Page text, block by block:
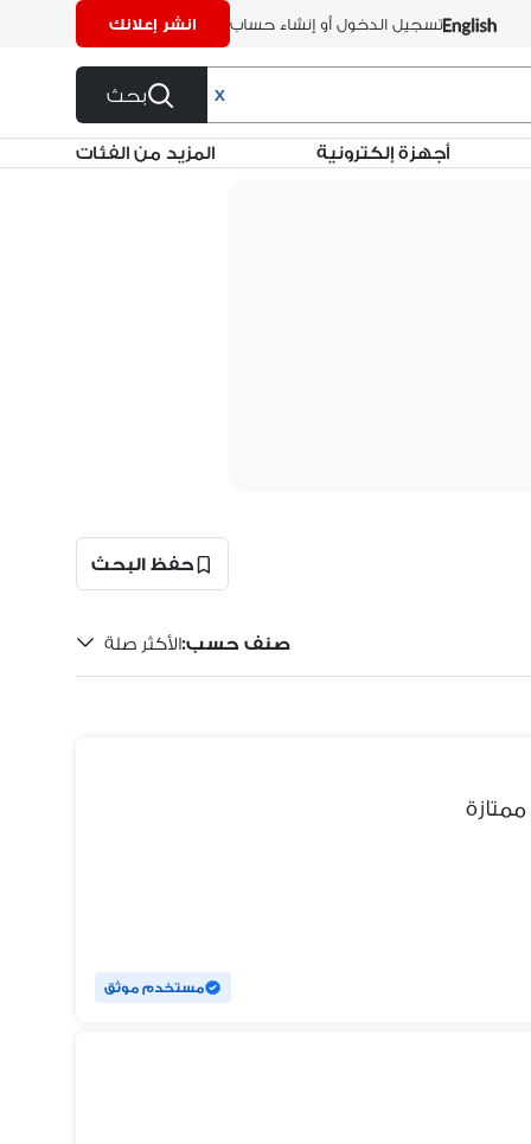
تسجيل الدخول أو إنشاء حساب انشر إعلانك
X بحث
أجهزة إلكترونية المزيد من الفئات
حفظ البحث
صنف حسب:الأكثر صلة
مستخدم موثق